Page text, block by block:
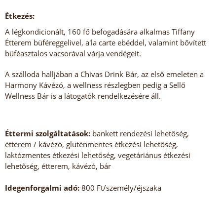
Étkezés:
A légkondicionált, 160 fő befogadására alkalmas Tiffany
Étterem büféreggelivel, a'la carte ebéddel, valamint bővített
büféasztalos vacsorával várja vendégeit.
A szálloda halljában a Chivas Drink Bár, az első emeleten a
Harmony Kávézó, a wellness részlegben pedig a Sellő
Wellness Bár is a látogatók rendelkezésére áll.
Éttermi szolgáltatások: bankett rendezési lehetőség,
étterem / kávézó, gluténmentes étkezési lehetőség,
laktózmentes étkezési lehetőség, vegetáriánus étkezési
lehetőség, étterem, kávézó, bár
Idegenforgalmi adó: 800 Ft/személy/éjszaka